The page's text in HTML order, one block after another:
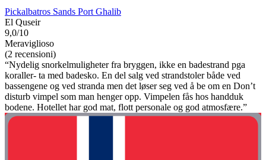
Pickalbatros Sands Port Ghalib
El Quseir
9,0/10
Meraviglioso
(2 recensioni)
“Nydelig snorkelmuligheter fra bryggen, ikke en badestrand pga
koraller- ta med badesko. En del salg ved strandstoler både ved
bassengene og ved stranda men det løser seg ved å be om en Don’t
disturb vimpel som man henger opp. Vimpelen fås hos handduk
bodene. Hotellet har god mat, flott personale og god atmosfære.”